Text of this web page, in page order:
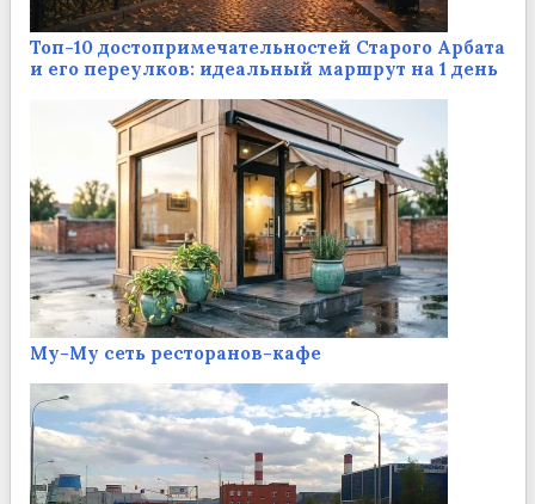
Топ-10 достопримечательностей Старого Арбата
и его переулков: идеальный маршрут на 1 день
Му-Му сеть ресторанов-кафе